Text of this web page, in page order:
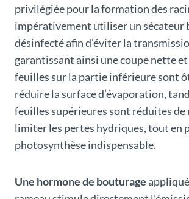
privilégiée pour la formation des
impérativement utiliser un sécateur
désinfecté afin d’éviter la
garantissant ainsi une coupe nette et
feuilles sur la partie inférieure sont
réduire la surface d’évaporation,
feuilles supérieures sont réduites de
limiter les pertes hydriques, tout en
photosynthèse indispensable.
Une hormone de bouturage